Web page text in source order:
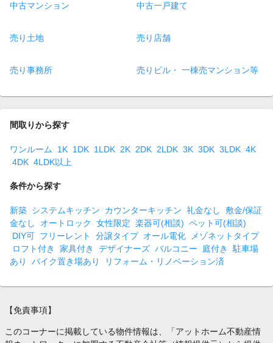
中古マンション 中古一戸建て
売り土地 売り店舗
売り事務所 売りビル・ 一棟売マンション等
間取りから探す
ワンルーム 1K 1DK 1LDK 2K 2DK 2LDK 3K 3DK 3LDK 4K
4DK 4LDK以上
条件から探す
新築 システムキッチン カウンターキッチン 礼金なし
敷金/保証
金なし
オートロック 女性限定 楽器可(相談) ペット可(相談)
DIY可 フリーレント 分譲タイプ オール電化
メゾネットタイプ
ロフト付き
家具付き デザイナーズ バルコニー 庭付き
駐車場
あり
バイク置き場あり リフォーム・リノベーション済
【免責事項】
このコーナーに掲載している物件情報は、「アットホーム不動産情